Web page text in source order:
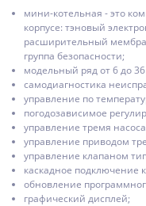
мини-котельная - это
корпусе: тэновый
расширительный
группа безопасности;
модельный ряд от 6 до 36
самодиагностика
управление по
погодозависимое
управление тремя
управление приводом
управление клапаном
каскадное подключение
обновление
графический дисплей;